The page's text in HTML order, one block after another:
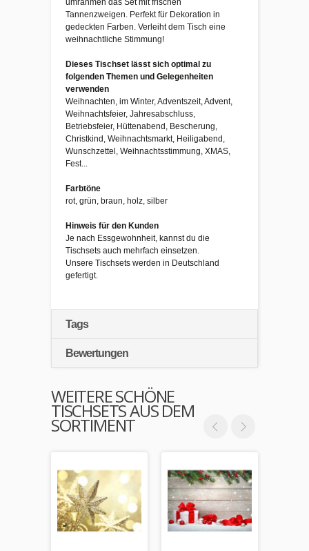
umrahmen das Set mit frischen
Tannenzweigen. Perfekt für Dekoration in
gedeckten Farben. Verleiht dem Tisch eine
weihnachtliche Stimmung!
Dieses Tischset lässt sich optimal zu
folgenden Themen und Gelegenheiten
verwenden
Weihnachten, im Winter, Adventszeit, Advent,
Weihnachtsfeier, Jahresabschluss,
Betriebsfeier, Hüttenabend, Bescherung,
Christkind, Weihnachtsmarkt, Heiligabend,
Wunschzettel, Weihnachtsstimmung, XMAS,
Fest...
Farbtöne
rot, grün, braun, holz, silber
Hinweis für den Kunden
Je nach Essgewohnheit, kannst du die
Tischsets auch mehrfach einsetzen.
Unsere Tischsets werden in Deutschland
gefertigt.
Tags
Bewertungen
WEITERE SCHÖNE
TISCHSETS AUS DEM
SORTIMENT